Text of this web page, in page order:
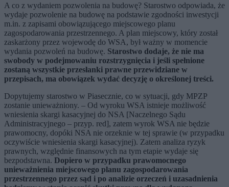
A co z wydaniem pozwolenia na budowę? Starostwo odpowiada, że
wydaje pozwolenie na budowę na podstawie zgodności inwestycji
m.in. z zapisami obowiązującego miejscowego planu
zagospodarowania przestrzennego. A plan miejscowy, który został
zaskarżony przez wojewodę do WSA, był ważny w momencie
wydania pozwoleń na budowę. Starostwo dodaje, że nie ma
swobody w podejmowaniu rozstrzygnięcia i jeśli spełnione
zostaną wszystkie przesłanki prawne przewidziane w
przepisach, ma obowiązek wydać decyzję o określonej treści.
Dopytujemy starostwo w Piasecznie, co w sytuacji, gdy MPZP
zostanie unieważniony. – Od wyroku WSA istnieje możliwość
wniesienia skargi kasacyjnej do NSA [Naczelnego Sądu
Administracyjnego – przyp. red], zatem wyrok WSA nie będzie
prawomocny, dopóki NSA nie orzeknie w tej sprawie (w przypadku
oczywiście wniesienia skargi kasacyjnej). Zatem analiza ryzyk
prawnych, względnie finansowych na tym etapie wydaje się
bezpodstawna. Dopiero w przypadku prawomocnego
unieważnienia miejscowego planu zagospodarowania
przestrzennego przez sąd i po analizie orzeczeń i uzasadnienia